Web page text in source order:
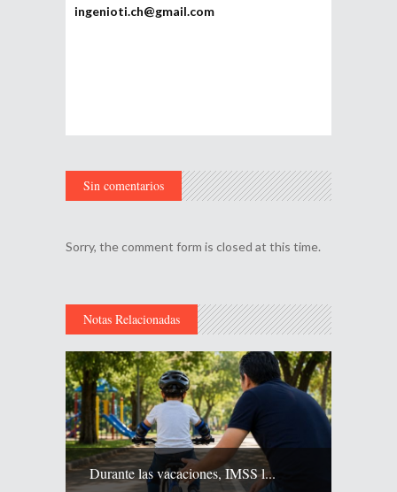
ingenioti.ch@gmail.com
Sin comentarios
Sorry, the comment form is closed at this time.
Notas Relacionadas
Durante las vacaciones, IMSS l...